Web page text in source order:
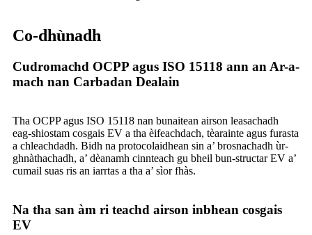
Co-dhùnadh
Cudromachd OCPP agus ISO 15118 ann an Ar-a-
mach nan Carbadan Dealain
Tha OCPP agus ISO 15118 nan bunaitean airson leasachadh
eag-shiostam cosgais EV a tha èifeachdach, tèarainte agus furasta
a chleachdadh. Bidh na protocolaidhean sin a’ brosnachadh ùr-
ghnàthachadh, a’ dèanamh cinnteach gu bheil bun-structar EV a’
cumail suas ris an iarrtas a tha a’ sìor fhàs.
Na tha san àm ri teachd airson inbhean cosgais
EV